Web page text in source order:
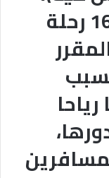
أنه تم إلغاء أكثر من 160 رحلة